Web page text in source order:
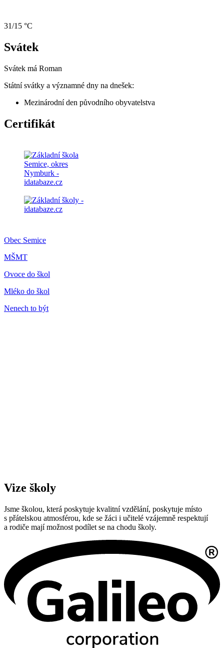
31/15 °C
Svátek
Svátek má Roman
Státní svátky a významné dny na dnešek:
Mezinárodní den původního obyvatelstva
Certifikát
Obec Semice
MŠMT
Ovoce do škol
Mléko do škol
Nenech to být
Vize školy
Jsme školou, která poskytuje kvalitní vzdělání, poskytuje místo
s přátelskou atmosférou, kde se žáci i učitelé vzájemně respektují
a rodiče mají možnost podílet se na chodu školy.